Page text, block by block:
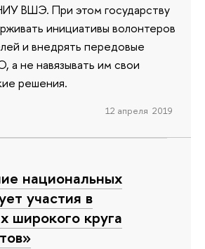
ВШЭ. При этом государству
инициативы волонтеров
и внедрять передовые
а не навязывать им свои
решения.
12 апреля 2019
национальных
участия в
широкого круга